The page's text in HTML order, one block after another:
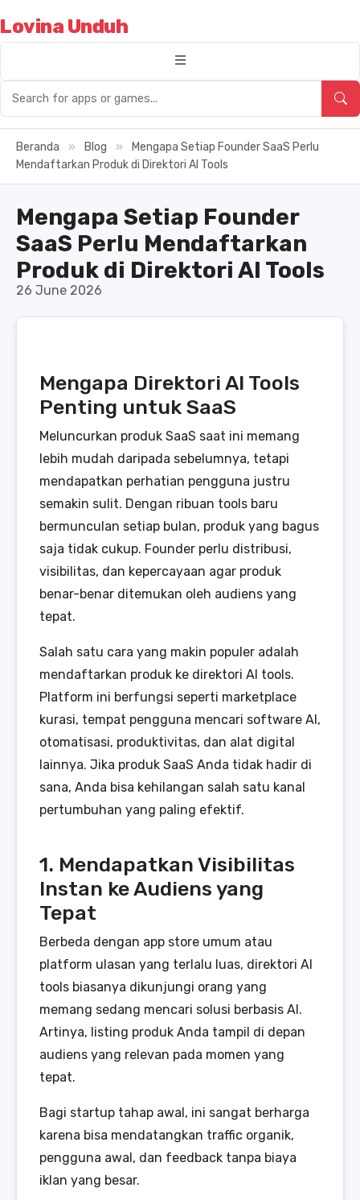
Lovina Unduh
Beranda » Blog »
Mengapa Setiap Founder SaaS Perlu
Mendaftarkan Produk di Direktori AI Tools
Mengapa Setiap Founder
SaaS Perlu Mendaftarkan
Produk di Direktori AI Tools
26 June 2026
Mengapa Direktori AI Tools
Penting untuk SaaS
Meluncurkan produk SaaS saat ini memang
lebih mudah daripada sebelumnya, tetapi
mendapatkan perhatian pengguna justru
semakin sulit. Dengan ribuan tools baru
bermunculan setiap bulan, produk yang bagus
saja tidak cukup. Founder perlu distribusi,
visibilitas, dan kepercayaan agar produk
benar-benar ditemukan oleh audiens yang
tepat.
Salah satu cara yang makin populer adalah
mendaftarkan produk ke direktori AI tools.
Platform ini berfungsi seperti marketplace
kurasi, tempat pengguna mencari software AI,
otomatisasi, produktivitas, dan alat digital
lainnya. Jika produk SaaS Anda tidak hadir di
sana, Anda bisa kehilangan salah satu kanal
pertumbuhan yang paling efektif.
1. Mendapatkan Visibilitas
Instan ke Audiens yang
Tepat
Berbeda dengan app store umum atau
platform ulasan yang terlalu luas, direktori AI
tools biasanya dikunjungi orang yang
memang sedang mencari solusi berbasis AI.
Artinya, listing produk Anda tampil di depan
audiens yang relevan pada momen yang
tepat.
Bagi startup tahap awal, ini sangat berharga
karena bisa mendatangkan traffic organik,
pengguna awal, dan feedback tanpa biaya
iklan yang besar.